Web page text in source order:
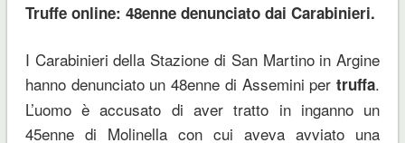
Truffe online: 48enne denunciato dai Carabinieri.
I Carabinieri della Stazione di San Martino in Argine
hanno denunciato un 48enne di Assemini pertruffa.
L’uomo è accusato di aver tratto in inganno un
45enne di Molinella con cui aveva avviato una